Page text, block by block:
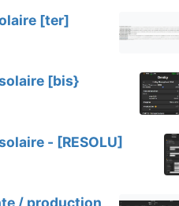
[ter]
[bis}
- [RESOLU]
/ production